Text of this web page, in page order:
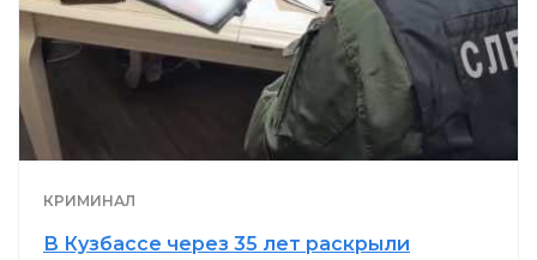
КРИМИНАЛ
В Кузбассе через 35 лет раскрыли